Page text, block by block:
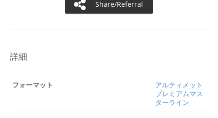
Share/Referral
詳細
フォーマット
アルティメット
プレミアムマス
ターライン